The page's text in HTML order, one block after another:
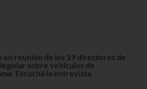
en reunión de los 19 directores de
sobre vehículos de
Escuchá la entrevista